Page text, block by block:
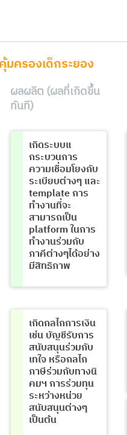
มครองเด็กระยอง
ผลผลิต (ผลที่เกิดขึ้น
ทันที)
เกิดระบบแ
กระบวนการ
ความเชื่อมโยงกับ
ระเบียบต่างๆ และ
template การ
ทำงานที่จะ
สามารถเป็น
platform ในการ
ทำงานร่วมกับ
ภาคีต่างๆได้อย่าง
มีสิทธิภาพ
เกิดกลไกการเงิน
เช่น บัญชีรับการ
สนับสนุนร่วมกับ
เทใจ หรือกลไก
ภาษีร่วมกับทางนิ
คมฯ การร่วมทุน
ระหว่างหน่วย
สนับสนุนต่างๆ
เป็นต้น